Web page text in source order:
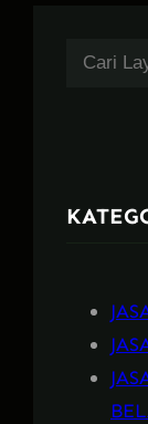
h